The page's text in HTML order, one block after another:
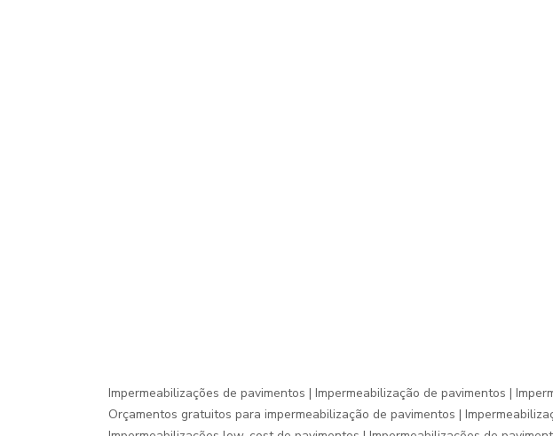
Impermeabilizações de pavimentos | Impermeabilização de pavimentos |
Orçamentos gratuitos para impermeabilização de pavimentos |